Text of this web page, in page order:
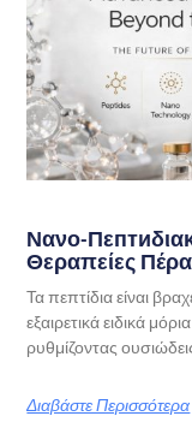
Νανο-
Θεραπείες
Τα πεπτίδια είναι
εξαιρετικά ειδικά
ρυθμίζοντας
Διαβάστε Περισσότερα